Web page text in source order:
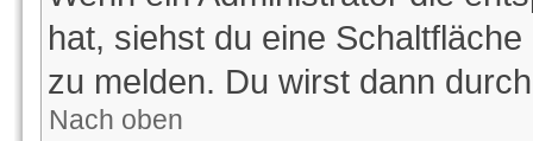
hat, siehst du eine
zu melden. Du wirst dann
Nach oben